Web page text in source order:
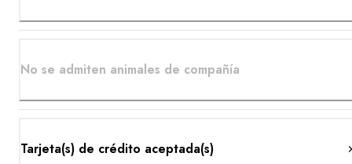
No se admiten animales de compañía
Tarjeta(s) de crédito aceptada(s)